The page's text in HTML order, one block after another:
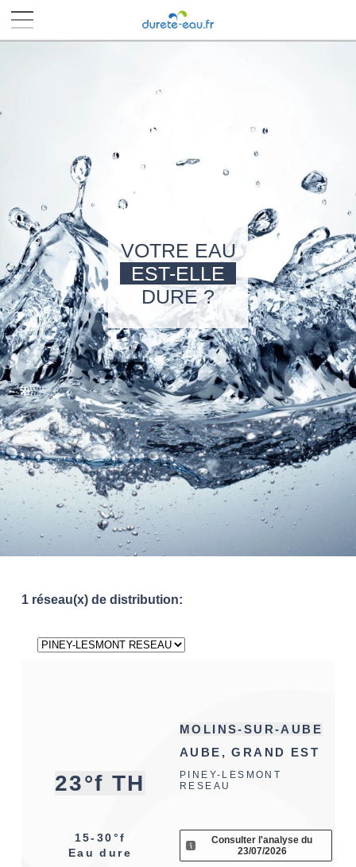
VOTRE EAU
EST-ELLE
DURE ?
1 réseau(x) de distribution:
23°f TH
15-30°f
Eau dure
MOLINS-SUR-AUBE
AUBE, GRAND EST
PINEY-LESMONT
RESEAU
Consulter l'analyse du
23/07/2026